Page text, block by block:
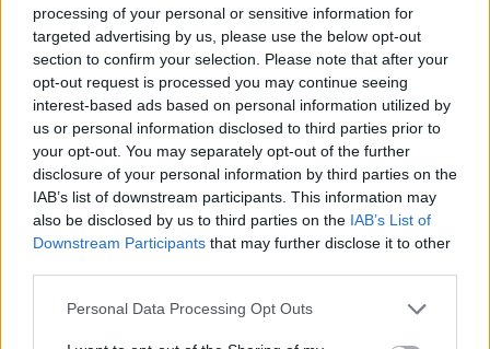
processing of your personal or sensitive information for
targeted advertising by us, please use the below opt-out
section to confirm your selection. Please note that after your
opt-out request is processed you may continue seeing
interest-based ads based on personal information utilized by
us or personal information disclosed to third parties prior to
your opt-out. You may separately opt-out of the further
disclosure of your personal information by third parties on the
IAB’s list of downstream participants. This information may
also be disclosed by us to third parties on the IAB’s List of
Downstream Participants that may further disclose it to other
Personal Data Processing Opt Outs
ΕΛΛΑΔΑ 24.07.2024 17:58
PARAPOLITIKA NEWSROOM
ΙΝΕΔΙΒΙΜ: Εγκαίρως οι πληρωμές στους
ωρομίσθιους εκπαιδευτές ΣΑΕΚ – Άννα
Ροκοφύλλου: “Το είπαμε, το κάναμε”
Εγγραφή στο newsletter